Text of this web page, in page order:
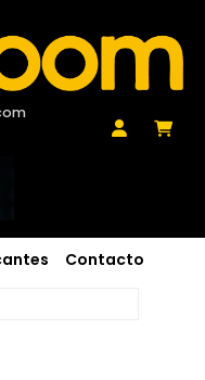
Contacto